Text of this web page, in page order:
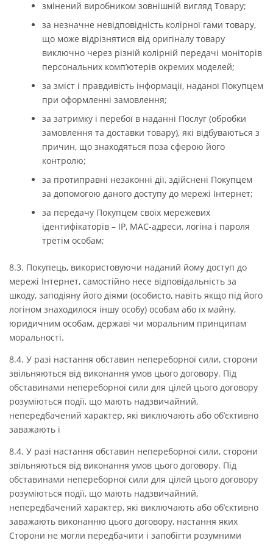
змінений виробником зовнішній вигляд Товару;
за незначне невідповідність колірної гами товару,
що може відрізнятися від оригіналу товару
виключно через різній колірній передачі моніторів
персональних комп’ютерів окремих моделей;
за зміст і правдивість інформації, наданої Покупцем
при оформленні замовлення;
за затримку і перебої в наданні Послуг (обробки
замовлення та доставки товару), які відбуваються з
причин, що знаходяться поза сферою його
контролю;
за протиправні незаконні дії, здійснені Покупцем
за допомогою даного доступу до мережі Інтернет;
за передачу Покупцем своїх мережевих
ідентифікаторів – IP, MAC-адреси, логіна і пароля
третім особам;
8.3. Покупець, використовуючи наданий йому доступ до
мережі Інтернет, самостійно несе відповідальність за
шкоду, заподіяну його діями (особисто, навіть якщо під його
логіном знаходилося іншу особу) особам або їх майну,
юридичним особам, державі чи моральним принципам
моральності.
8.4. У разі настання обставин непереборної сили, сторони
звільняються від виконання умов цього договору. Під
обставинами непереборної сили для цілей цього договору
розуміються події, що мають надзвичайний,
непередбачений характер, які виключають або об’єктивно
заважають і
8.4. У разі настання обставин непереборної сили, сторони
звільняються від виконання умов цього договору. Під
обставинами непереборної сили для цілей цього договору
розуміються події, що мають надзвичайний,
непередбачений характер, які виключають або об’єктивно
заважають виконанню цього договору, настання яких
Сторони не могли передбачити і запобігти розумними